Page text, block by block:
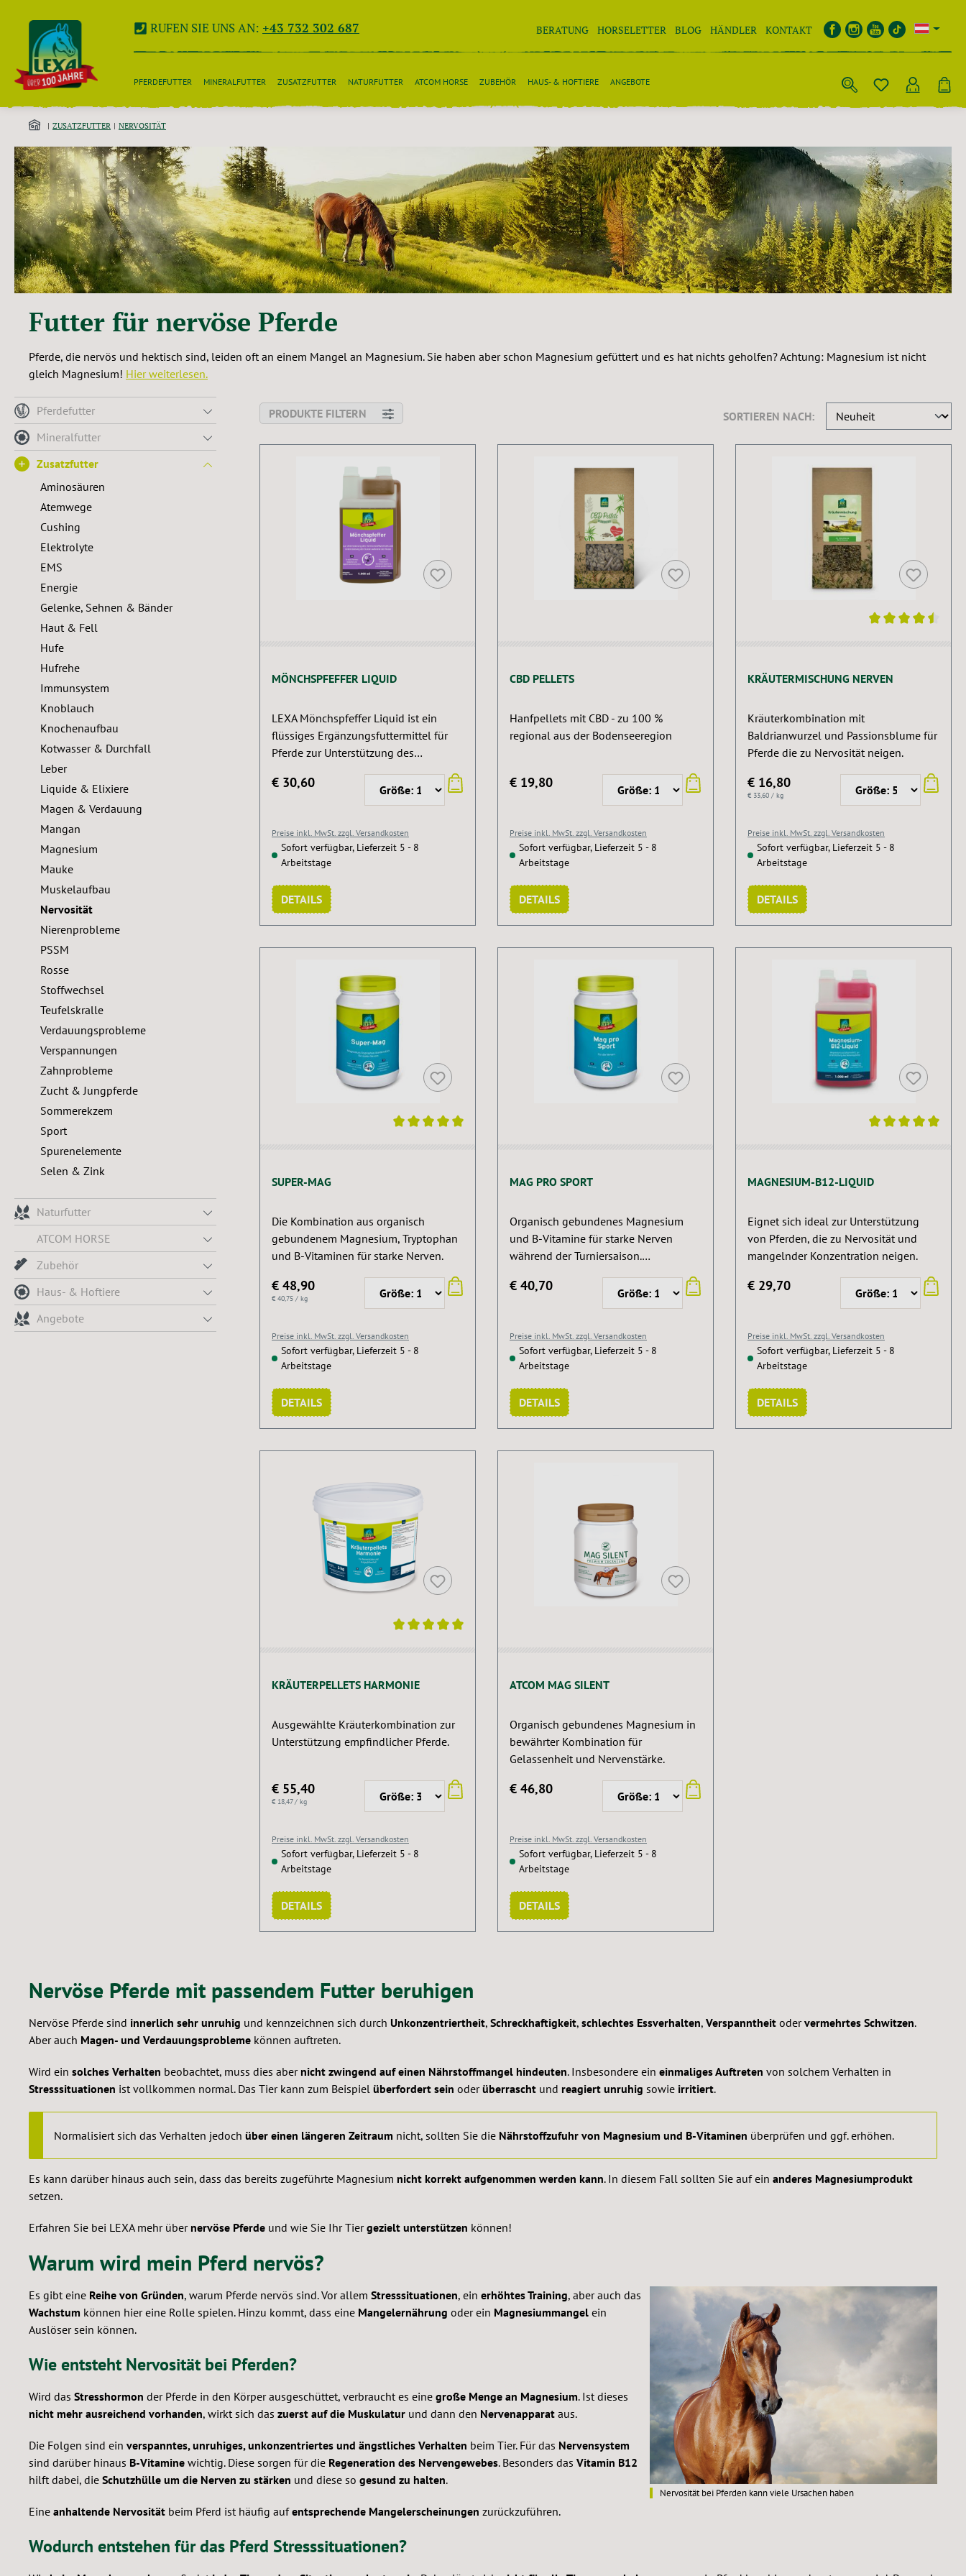
Hauptinhalt springen
Zur Suche springen
Zur Hauptnavigation springen
RUFEN SIE UNS AN: +43 732 302 687 BERATUNG HORSELETTER BLOG HÄNDLER KONTAKT
PFERDEFUTTER MINERALFUTTER ZUSATZFUTTER NATURFUTTER ATCOM HORSE ZUBEHÖR HAUS- & HOFTIERE ANGEBOTE
ZUSATZFUTTER NERVOSITÄT
Futter für nervöse Pferde
Pferde, die nervös und hektisch sind, leiden oft an einem Mangel an Magnesium. Sie haben aber schon Magnesium gefüttert und es hat nichts geholfen? Achtung: Magnesium ist nicht
gleich Magnesium! Hier weiterlesen.
Pferdefutter
Mineralfutter
Zusatzfutter
Aminosäuren
Atemwege
Cushing
Elektrolyte
EMS
Energie
Gelenke, Sehnen & Bänder
Haut & Fell
Hufe
Hufrehe
Immunsystem
Knoblauch
Knochenaufbau
Kotwasser & Durchfall
Leber
Liquide & Elixiere
Magen & Verdauung
Mangan
Magnesium
Mauke
Muskelaufbau
Nervosität
Nierenprobleme
PSSM
Rosse
Stoffwechsel
Teufelskralle
Verdauungsprobleme
Verspannungen
Zahnprobleme
Zucht & Jungpferde
Sommerekzem
Sport
Spurenelemente
Selen & Zink
Naturfutter
ATCOM HORSE
Zubehör
Haus- & Hoftiere
Angebote
PRODUKTE FILTERN SORTIEREN NACH:
MÖNCHSPFEFFER LIQUID
LEXA Mönchspfeffer Liquid ist ein
flüssiges Ergänzungsfuttermittel für
Pferde zur Unterstützung des
allgemeinen Wohlbefindens. Die
Rezeptur mit Mönchspfeffer,
Lavendel eignet sich besonders für
Stuten während der Rosse oder für
Pferde in hormonellen
Belastungsphasen. Dank der flüssigen
Form lässt sich das Produkt einfach
dosieren und über das tägliche Futter
€ 30,60
Preise inkl. MwSt. zzgl. Versandkosten
Sofort verfügbar, Lieferzeit 5 - 8
Arbeitstage
DETAILS
CBD PELLETS
Hanfpellets mit CBD - zu 100 %
regional aus der Bodenseeregion
€ 19,80
Preise inkl. MwSt. zzgl. Versandkosten
Sofort verfügbar, Lieferzeit 5 - 8
Arbeitstage
DETAILS
KRÄUTERMISCHUNG NERVEN
Kräuterkombination mit
Baldrianwurzel und Passionsblume für
Pferde die zu Nervosität neigen.
€ 16,80
€ 33,60 / kg
Preise inkl. MwSt. zzgl. Versandkosten
Sofort verfügbar, Lieferzeit 5 - 8
Arbeitstage
DETAILS
SUPER-MAG
Die Kombination aus organisch
gebundenem Magnesium, Tryptophan
und B-Vitaminen für starke Nerven.
€ 48,90
€ 40,75 / kg
Preise inkl. MwSt. zzgl. Versandkosten
Sofort verfügbar, Lieferzeit 5 - 8
Arbeitstage
DETAILS
MAG PRO SPORT
Organisch gebundenes Magnesium
und B-Vitamine für starke Nerven
während der Turniersaison.
€ 40,70
Preise inkl. MwSt. zzgl. Versandkosten
Sofort verfügbar, Lieferzeit 5 - 8
Arbeitstage
DETAILS
MAGNESIUM-B12-LIQUID
Eignet sich ideal zur Unterstützung
von Pferden, die zu Nervosität und
mangelnder Konzentration neigen.
€ 29,70
Preise inkl. MwSt. zzgl. Versandkosten
Sofort verfügbar, Lieferzeit 5 - 8
Arbeitstage
DETAILS
KRÄUTERPELLETS HARMONIE
Ausgewählte Kräuterkombination zur
Unterstützung empfindlicher Pferde.
€ 55,40
€ 18,47 / kg
Preise inkl. MwSt. zzgl. Versandkosten
Sofort verfügbar, Lieferzeit 5 - 8
Arbeitstage
DETAILS
ATCOM MAG SILENT
Organisch gebundenes Magnesium in
bewährter Kombination für
Gelassenheit und Nervenstärke.
€ 46,80
Preise inkl. MwSt. zzgl. Versandkosten
Sofort verfügbar, Lieferzeit 5 - 8
Arbeitstage
DETAILS
Nervöse Pferde mit passendem Futter beruhigen
Nervöse Pferde sind innerlich sehr unruhig und kennzeichnen sich durch Unkonzentriertheit, Schreckhaftigkeit, schlechtes Essverhalten, Verspanntheit odervermehrtes Schwitzen.
Aber auch Magen- und Verdauungsprobleme können auftreten.
Wird ein solches Verhalten beobachtet, muss dies aber nicht zwingend auf einen Nährstoffmangel hindeuten. Insbesondere ein einmaliges Auftreten von solchem Verhalten in
Stresssituationen ist vollkommen normal. Das Tier kann zum Beispiel überfordert sein oderüberrascht und reagiert unruhig sowie irritiert.
Normalisiert sich das Verhalten jedoch über einen längeren Zeitraum nicht, sollten Sie die Nährstoffzufuhr von Magnesium und B-Vitaminen überprüfen und ggf. erhöhen.
Es kann darüber hinaus auch sein, dass das bereits zugeführte Magnesium nicht korrekt aufgenommen werden kann. In diesem Fall sollten Sie auf ein anderes Magnesiumprodukt
setzen.
Erfahren Sie bei LEXA mehr über nervöse Pferde und wie Sie Ihr Tiergezielt unterstützen können!
Warum wird mein Pferd nervös?
Nervosität bei Pferden kann viele Ursachen haben
Es gibt eine Reihe von Gründen, warum Pferde nervös sind. Vor allem Stresssituationen, ein erhöhtes Training, aber auch das
Wachstum können hier eine Rolle spielen. Hinzu kommt, dass eine Mangelernährung oder ein Magnesiummangel ein
Auslöser sein können.
Wie entsteht Nervosität bei Pferden?
Wird das Stresshormon der Pferde in den Körper ausgeschüttet, verbraucht es eine große Menge an Magnesium. Ist dieses
nicht mehr ausreichend vorhanden, wirkt sich das zuerst auf die Muskulatur und dann den Nervenapparat aus.
Die Folgen sind ein verspanntes, unruhiges, unkonzentriertes und ängstliches Verhalten beim Tier. Für das Nervensystem
sind darüber hinaus B-Vitamine wichtig. Diese sorgen für die Regeneration des Nervengewebes. Besonders das Vitamin B12
hilft dabei, die Schutzhülle um die Nerven zu stärken und diese so gesund zu halten.
Eine anhaltende Nervosität beim Pferd ist häufig aufentsprechende Mangelerscheinungen zurückzuführen.
Wodurch entstehen für das Pferd Stresssituationen?